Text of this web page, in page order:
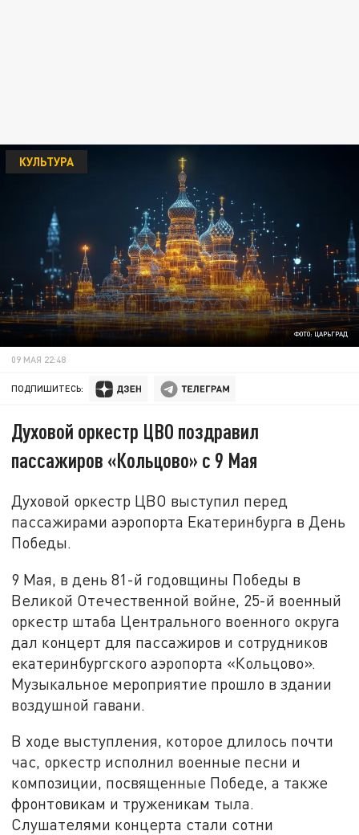
ФОТО: ЦАРЬГРАД
КУЛЬТУРА
09 МАЯ 22:48
ПОДПИШИТЕСЬ:
Духовой оркестр ЦВО поздравил
пассажиров «Кольцово» с 9 Мая
Духовой оркестр ЦВО выступил перед
пассажирами аэропорта Екатеринбурга в День
Победы.
9 Мая, в день 81-й годовщины Победы в
Великой Отечественной войне, 25-й военный
оркестр штаба Центрального военного округа
дал концерт для пассажиров и сотрудников
екатеринбургского аэропорта «Кольцово».
Музыкальное мероприятие прошло в здании
воздушной гавани.
В ходе выступления, которое длилось почти
час, оркестр исполнил военные песни и
композиции, посвященные Победе, а также
фронтовикам и труженикам тыла.
Слушателями концерта стали сотни